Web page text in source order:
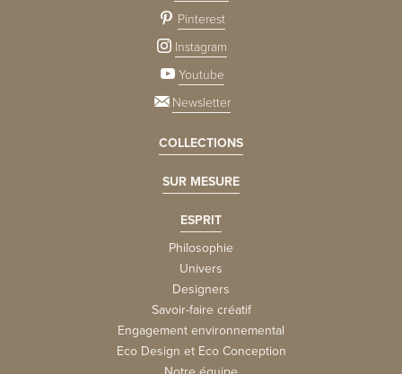
Pinterest
Instagram
Youtube
Newsletter
COLLECTIONS
SUR MESURE
ESPRIT
Philosophie
Univers
Designers
Savoir-faire créatif
Engagement environnemental
Eco Design et Eco Conception